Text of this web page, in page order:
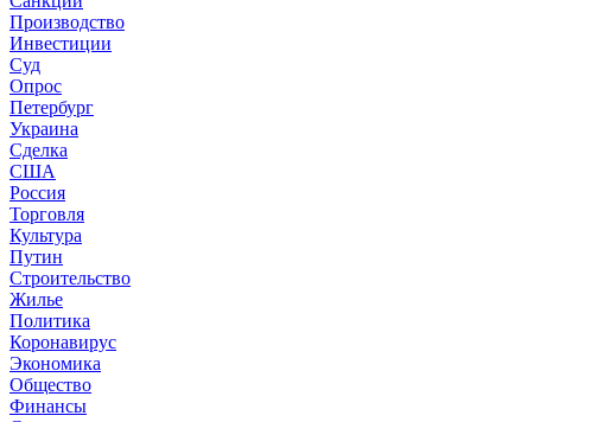
Производство
Инвестиции
Суд
Опрос
Петербург
Украина
Сделка
США
Россия
Торговля
Культура
Путин
Строительство
Жилье
Политика
Коронавирус
Экономика
Общество
Финансы